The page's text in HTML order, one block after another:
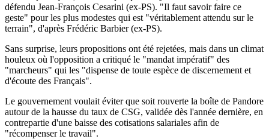
défendu Jean-François Cesarini (ex-PS). "Il faut savoir faire ce
geste" pour les plus modestes qui est "véritablement attendu sur le
terrain", d'après Frédéric Barbier (ex-PS).
Sans surprise, leurs propositions ont été rejetées, mais dans un climat
houleux où l'opposition a critiqué le "mandat impératif" des
"marcheurs" qui les "dispense de toute espèce de discernement et
d'écoute des Français".
Le gouvernement voulait éviter que soit rouverte la boîte de Pandore
autour de la hausse du taux de CSG, validée dès l'année dernière, en
contrepartie d'une baisse des cotisations salariales afin de
"récompenser le travail".